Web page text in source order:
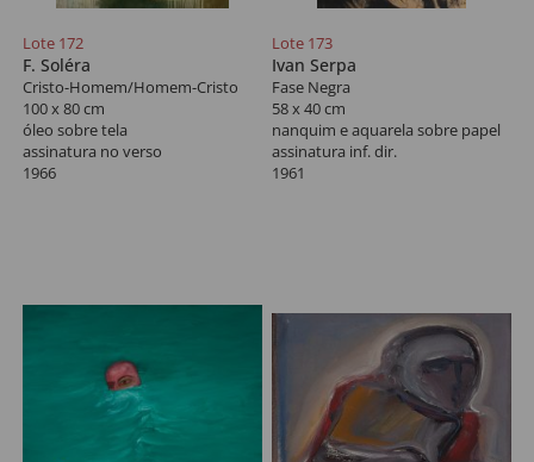
Lote 172
F. Soléra
Cristo-Homem/Homem-Cristo
100 x 80 cm
óleo sobre tela
assinatura no verso
1966
Lote 173
Ivan Serpa
Fase Negra
58 x 40 cm
nanquim e aquarela sobre papel
assinatura inf. dir.
1961